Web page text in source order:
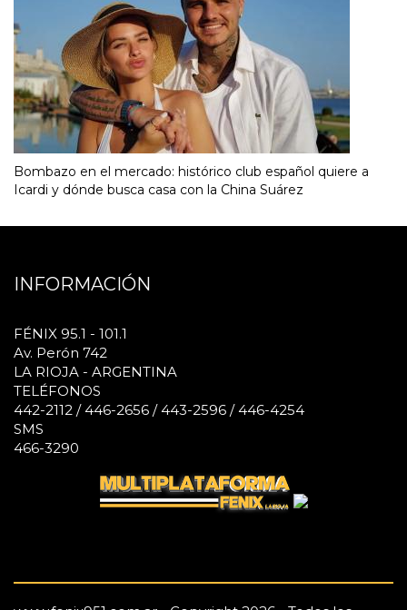
Bombazo en el mercado: histórico club español quiere a
Icardi y dónde busca casa con la China Suárez
INFORMACIÓN
FÉNIX 95.1 - 101.1
Av. Perón 742
LA RIOJA - ARGENTINA
TELÉFONOS
442-2112 / 446-2656 / 443-2596 / 446-4254
SMS
466-3290